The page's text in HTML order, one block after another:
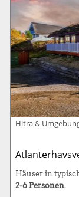
Hitra &
Häuser in
2-6 Personen.